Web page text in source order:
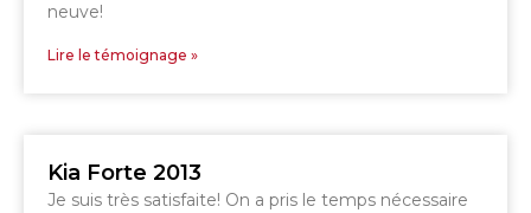
neuve!
Lire le témoignage »
Kia Forte 2013
Je suis très satisfaite! On a pris le temps nécessaire